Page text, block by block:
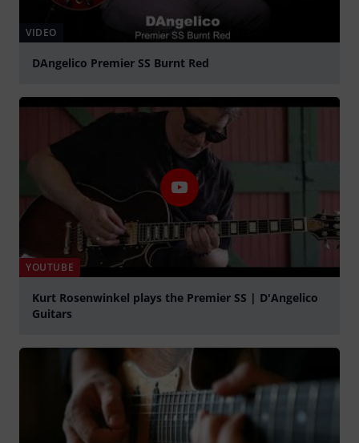
VIDEO
DAngelico Premier SS Burnt Red
YOUTUBE
Kurt Rosenwinkel plays the Premier SS | D'Angelico
Guitars